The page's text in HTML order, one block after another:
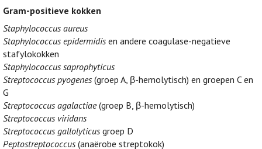
Gram-positieve kokken
Staphylococcus aureus
Staphylococcus epidermidis en andere coagulase-negatieve
stafylokokken
Staphylococcus saprophyticus
Streptococcus pyogenes (groep A, β-hemolytisch) en groepen C en
G
Streptococcus agalactiae(groep B, β-hemolytisch)
Streptococcus viridans
Streptococcus gallolyticus groep D
Peptostreptococcus (anaërobe streptokok)